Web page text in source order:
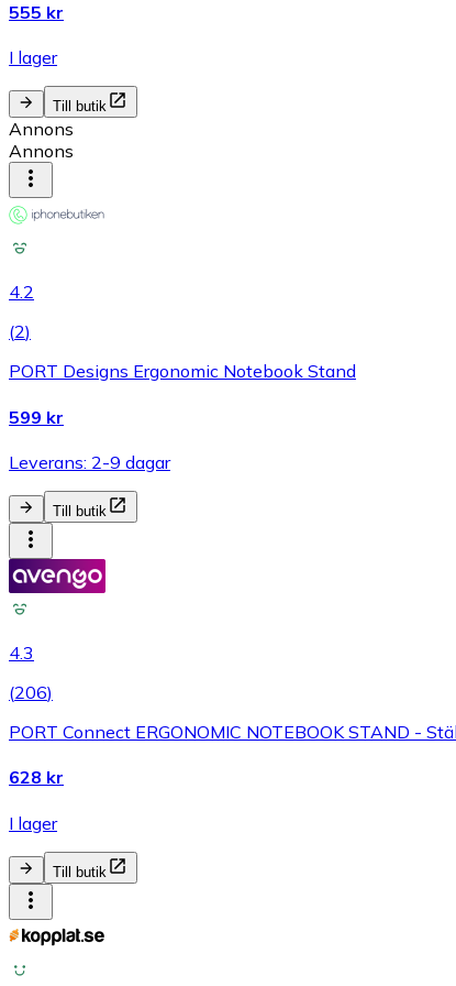
555 kr
I lager
Till butik
Annons
Annons
4.2
(2)
PORT Designs Ergonomic Notebook Stand
599 kr
Leverans: 2-9 dagar
Till butik
4.3
(206)
PORT Connect ERGONOMIC NOTEBOOK STAND -
628 kr
I lager
Till butik